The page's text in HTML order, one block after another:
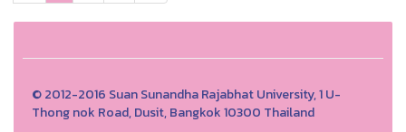
© 2012-2016 Suan Sunandha Rajabhat University, 1 U-
Thong nok Road, Dusit, Bangkok 10300 Thailand